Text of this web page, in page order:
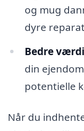
og mug
dyre
Bedre
din
potentielle
Når du